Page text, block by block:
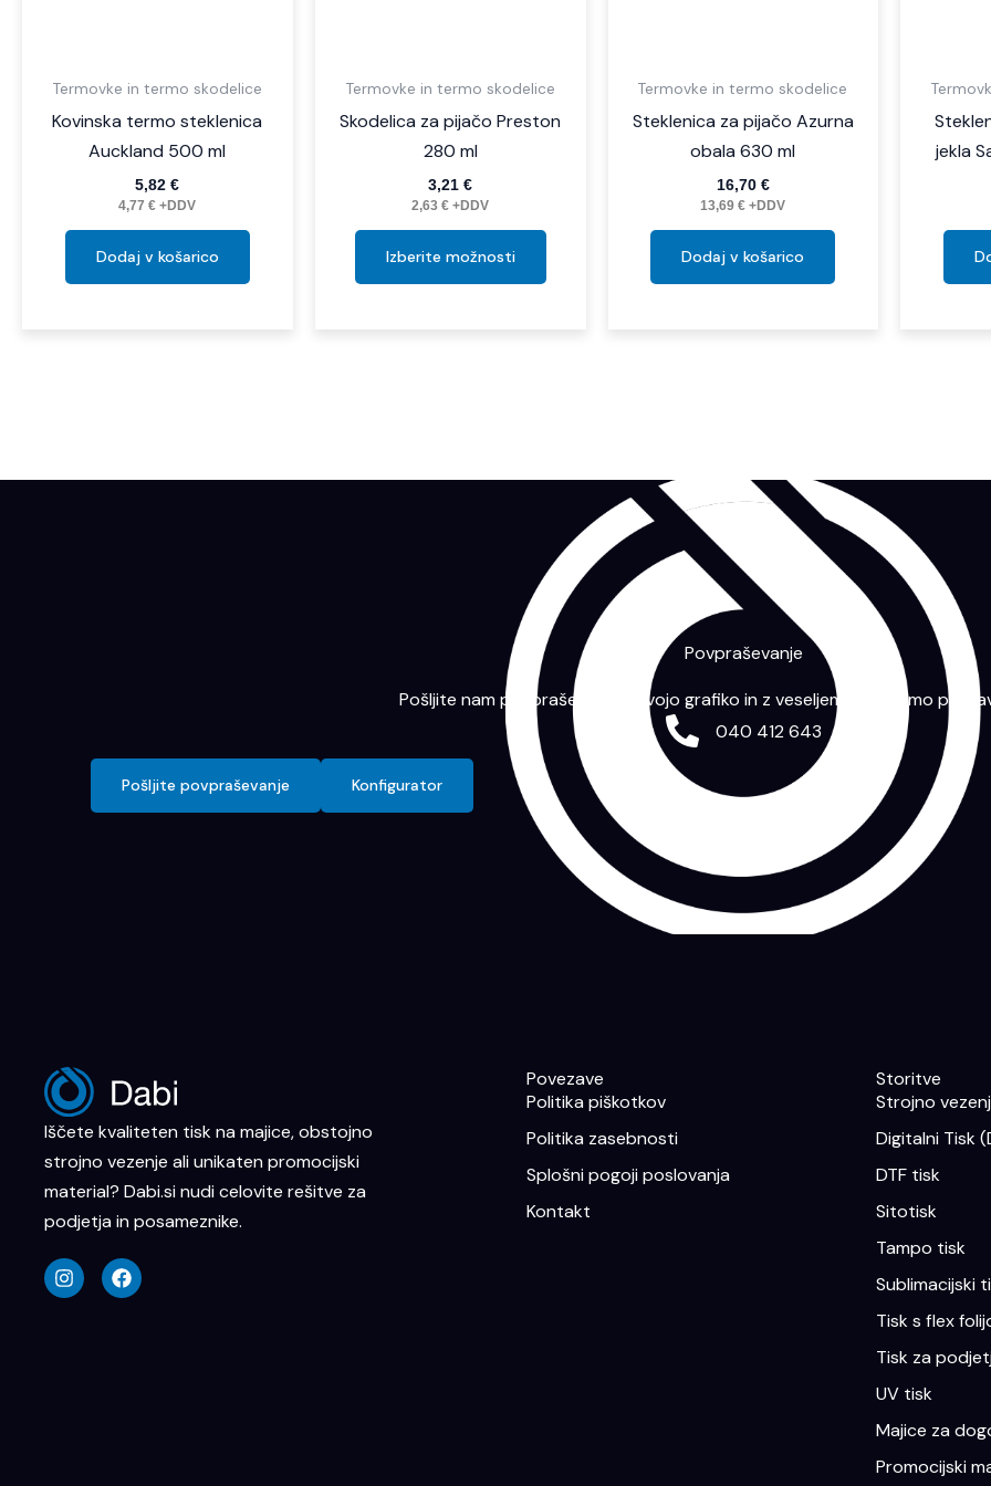
Termovke in termo skodelice
Kovinska termo steklenica
Auckland 500 ml
5,82€
4,77€ +DDV
Dodaj v košarico
Termovke in termo skodelice
Skodelica za pijačo Preston
280 ml
3,21€
2,63€ +DDV
Izberite možnosti
Termovke in termo skodelice
Steklenica za pijačo Azurna
obala 630 ml
16,70 €
13,69€ +DDV
Dodaj v košarico
jekla
Povpraševanje
Pošljite nam povpraševanje s svojo grafiko in z veseljem vam bomo
040 412 643
Pošljite povpraševanje Konfigurator
Iščete kvaliteten tisk na majice, obstojno
strojno vezenje ali unikaten promocijski
material? Dabi.si nudi celovite rešitve za
podjetja in posameznike.
n
s
t
a
c
e
Povezave
Politika piškotkov
Politika zasebnosti
Splošni pogoji poslovanja
Kontakt
Storitve
Strojno
Digitalni Tisk
DTF tisk
Sitotisk
Tampo tisk
Sublimacijski
Tisk s flex
Tisk za
UV tisk
Majice za
Promocijski